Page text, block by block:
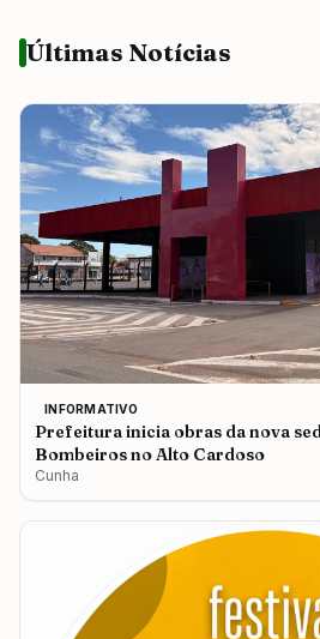
Últimas Notícias
INFORMATIVO
Prefeitura inicia obras da nova
Bombeiros no Alto Cardoso
Cunha